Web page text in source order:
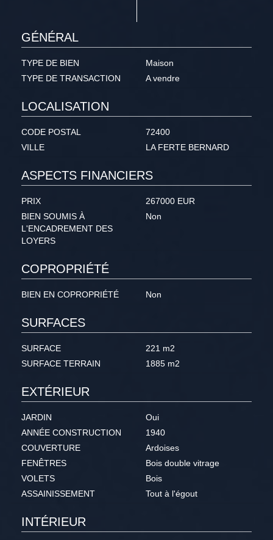
GÉNÉRAL
TYPE DE BIEN
Maison
TYPE DE TRANSACTION
A vendre
LOCALISATION
CODE POSTAL
72400
VILLE
LA FERTE BERNARD
ASPECTS FINANCIERS
PRIX
267000 EUR
BIEN SOUMIS À
L'ENCADREMENT DES
LOYERS
Non
COPROPRIÉTÉ
BIEN EN COPROPRIÉTÉ Non
SURFACES
SURFACE
221 m2
SURFACE TERRAIN
1885 m2
EXTÉRIEUR
JARDIN
Oui
ANNÉE CONSTRUCTION
1940
COUVERTURE
Ardoises
FENÊTRES
Bois double vitrage
VOLETS
Bois
ASSAINISSEMENT
Tout à l'égout
INTÉRIEUR